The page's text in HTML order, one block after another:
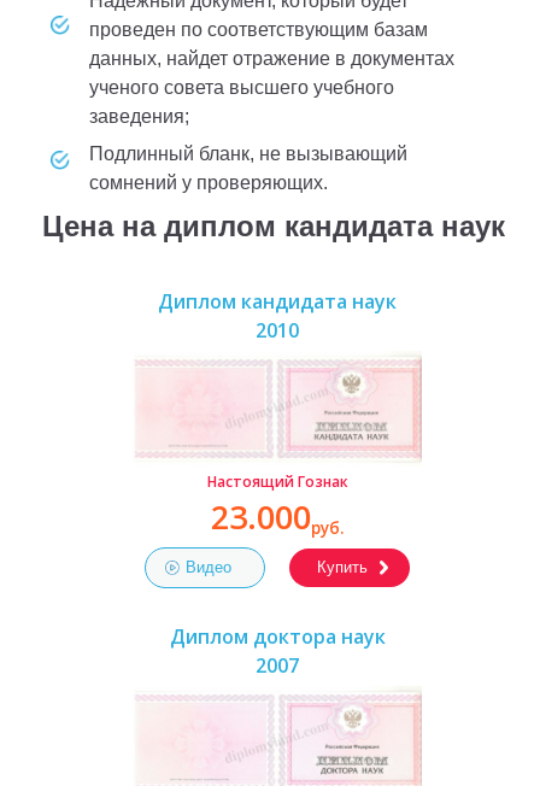
проведен по соответствующим базам
данных, найдет отражение в документах
ученого совета высшего учебного
заведения;
подлинный бланк, не вызывающий
сомнений у проверяющих.
Цена на диплом кандидата наук
Диплом кандидата наук
2010
Настоящий Гознак
23.000руб.
Видео Купить
Диплом доктора наук
2007